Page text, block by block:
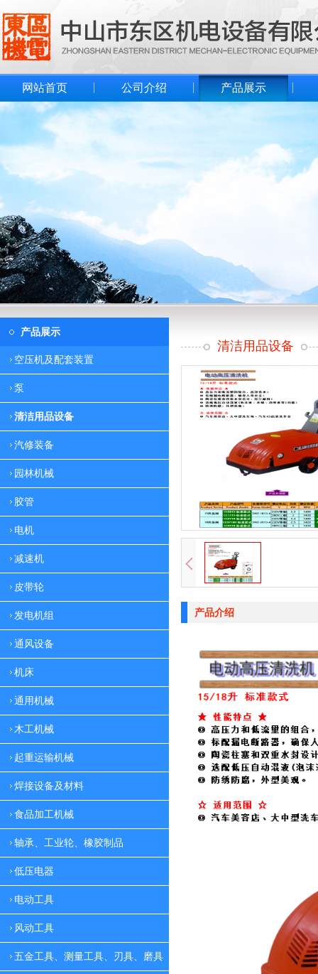
网站首页 公司介绍 产品展示
产品展示
空压机及配套装置
泵
清洁用品设备
汽修装备
园林机械
胶管
电机
减速机
皮带轮
发电机组
通风设备
机床
通用机械
木工机械
起重运输机械
焊接设备及材料
食品加工机械
轴承、工业轮、橡胶制品
低压电器
电动工具
风动工具
五金工具、测量工具、刃具、磨具
清洁用品设备
产品介绍